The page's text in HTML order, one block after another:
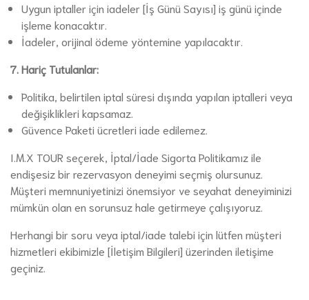
Uygun iptaller için iadeler [İş Günü Sayısı] iş günü içinde
işleme konacaktır.
İadeler, orijinal ödeme yöntemine yapılacaktır.
7. Hariç Tutulanlar:
Politika, belirtilen iptal süresi dışında yapılan iptalleri veya
değişiklikleri kapsamaz.
Güvence Paketi ücretleri iade edilemez.
I.M.X TOUR seçerek, İptal/İade Sigorta Politikamız ile
endişesiz bir rezervasyon deneyimi seçmiş olursunuz.
Müşteri memnuniyetinizi önemsiyor ve seyahat deneyiminizi
mümkün olan en sorunsuz hale getirmeye çalışıyoruz.
Herhangi bir soru veya iptal/iade talebi için lütfen müşteri
hizmetleri ekibimizle [İletişim Bilgileri] üzerinden iletişime
geçiniz.